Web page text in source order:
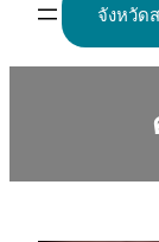
จังหวัด